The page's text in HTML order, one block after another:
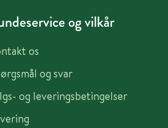
og vilkår
os
og svar
og leveringsbetingelser